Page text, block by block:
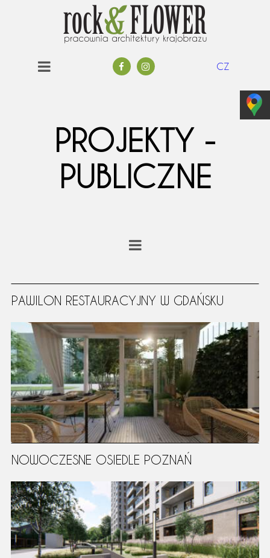
CZ
PROJEKTY -
PUBLICZNE
PAWILON RESTAURACYJNY W GDAŃSKU
NOWOCZESNE OSIEDLE POZNAŃ